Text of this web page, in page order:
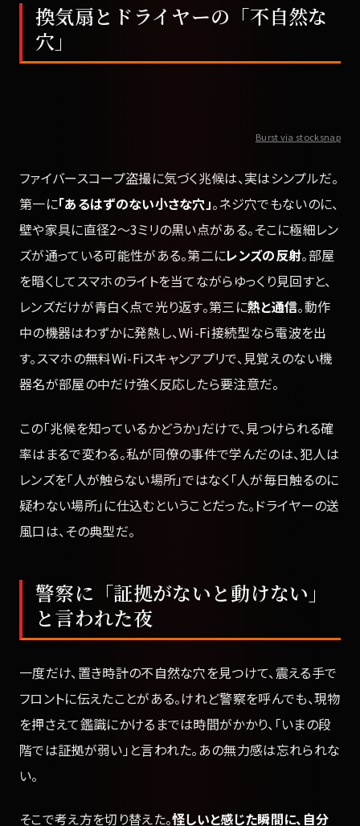
換気扇とドライヤーの「不自然な
穴」
Burst via stocksnap
ファイバースコープ盗撮に気づく兆候は、実はシンプルだ。
第一に「あるはずのない小さな穴」。ネジ穴でもないのに、
壁や家具に直径2〜3ミリの黒い点がある。そこに極細レン
ズが通っている可能性がある。第二にレンズの反射。部屋
を暗くしてスマホのライトを当てながらゆっくり見回すと、
レンズだけが青白く点で光り返す。第三に熱と通信。動作
中の機器はわずかに発熱し、Wi-Fi接続型なら電波を出
す。スマホの無料Wi-Fiスキャンアプリで、見覚えのない機
器名が部屋の中だけ強く反応したら要注意だ。
この「兆候を知っているかどうか」だけで、見つけられる確
率はまるで変わる。私が同僚の事件で学んだのは、犯人は
レンズを「人が触らない場所」ではなく「人が毎日触るのに
疑わない場所」に仕込むということだった。ドライヤーの送
風口は、その典型だ。
警察に「証拠がないと動けない」
と言われた夜
一度だけ、置き時計の不自然な穴を見つけて、震える手で
フロントに伝えたことがある。けれど警察を呼んでも、現物
を押さえて鑑識にかけるまでは時間がかかり、「いまの段
階では証拠が弱い」と言われた。あの無力感は忘れられな
い。
そこで考え方を切り替えた。怪しいと感じた瞬間に、自分